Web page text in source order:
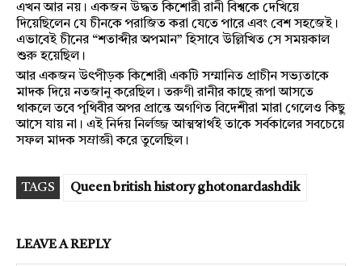
এখন আর নয়। একজন উদ্ধত কিশোরী রানী বিশ্বকে দেখিয়ে
দিয়েছিলেন যে চীনকে পরাজিত করা যেতে পারে এবং বেশ সহজেই।
এভাবেই চীনের “শতাব্দীর অপমান” হিসাবে উল্লিখিত সে সময়কাল
শুরু হয়েছিল।
আর একজন উৎপীড়ক কিশোরী একটি সম্মানিত প্রাচীন সভ্যতাকে
মাদক দিয়ে নতজানু করেছিল। তরুণী রানীর কাছে রূপা আসতে
থাকলে তবে পৃথিবীর অপর প্রান্তে অগণিত বিদেশীরা মারা গেলেও কিছু
আসে যায় না। এই নির্দয় নির্লজ্জ আত্মস্বার্থই তাকে সর্বকালের সবচেয়ে
সফল মাদক সম্রাজ্ঞী করে তুলেছিল।
TAGS Queen british history ghotonardashdik
LEAVE A REPLY